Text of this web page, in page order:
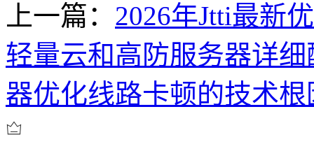
上一篇： 2026年Jtti最新
轻量云和高防服务器详
器优化线路卡顿的技术根